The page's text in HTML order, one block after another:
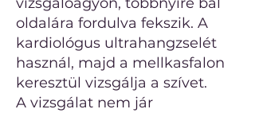
oldalára fordulva fekszik. A
kardiológus ultrahangzselét
használ, majd a mellkasfalon
keresztül vizsgálja a szívet.
A vizsgálat nem jár